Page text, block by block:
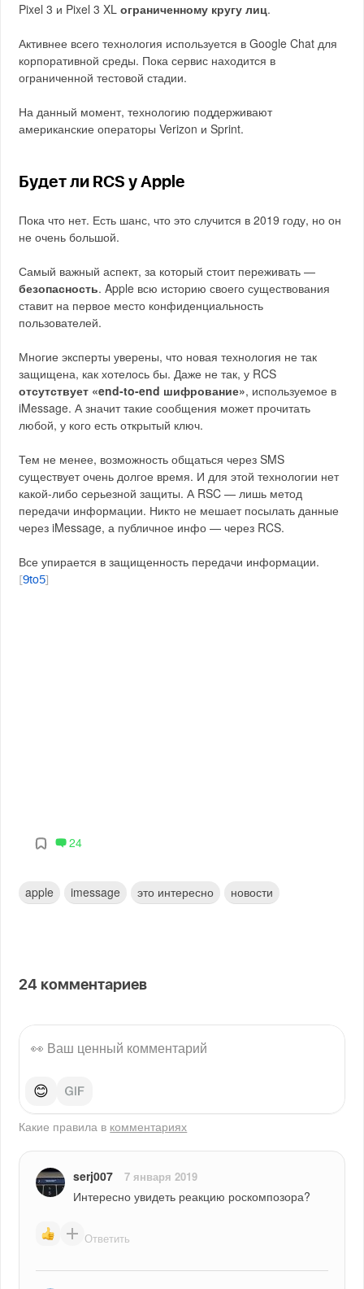
Pixel 3 и Pixel 3 XLограниченному кругу лиц.
Активнее всего технология используется в Google Chat для
корпоративной среды. Пока сервис находится в
ограниченной тестовой стадии.
На данный момент, технологию поддерживают
американские операторы Verizon и Sprint.
Будет ли RCS у Apple
Пока что нет. Есть шанс, что это случится в 2019 году, но он
не очень большой.
Самый важный аспект, за который стоит переживать —
безопасность. Apple всю историю своего существования
ставит на первое место конфиденциальность
пользователей.
Многие эксперты уверены, что новая технология не так
защищена, как хотелось бы. Даже не так, у RCS
отсутствует «end-to-end шифрование», используемое в
iMessage. А значит такие сообщения может прочитать
любой, у кого есть открытый ключ.
Тем не менее, возможность общаться через SMS
существует очень долгое время. И для этой технологии нет
какой-либо серьезной защиты. А RSC — лишь метод
передачи информации. Никто не мешает посылать данные
через iMessage, а публичное инфо — через RCS.
Все упирается в защищенность передачи информации.
[9to5
24
apple imessage это интересно новости
24 комментариев
😊
Какие правила в комментариях
serj007 7 января 2019
Интересно увидеть реакцию роскомпозора?
Ответить